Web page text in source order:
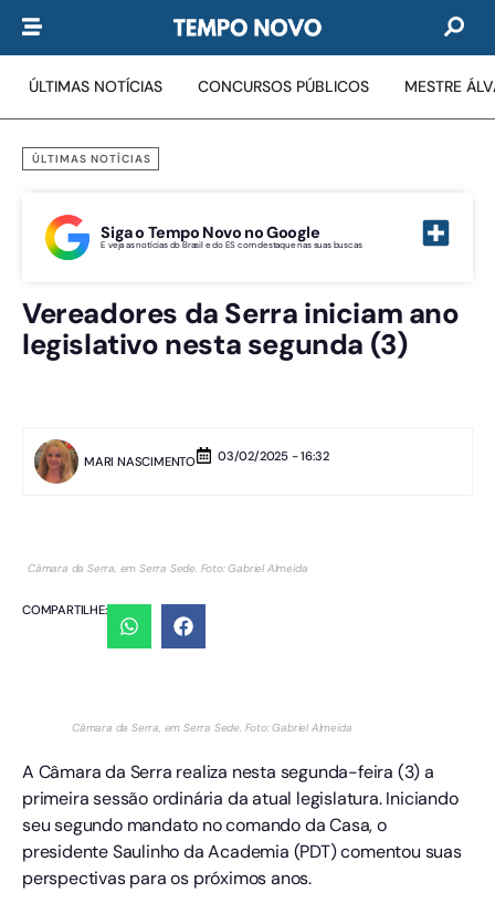
ÚLTIMAS NOTÍCIAS CONCURSOS PÚBLICOS MESTRE
ÚLTIMAS NOTÍCIAS
Siga o Tempo Novo no Google
E veja as notícias do Brasil e do ES com destaque nas suas buscas
Vereadores da Serra iniciam ano
legislativo nesta segunda (3)
MARI NASCIMENTO 03/02/2025 - 16:32
Câmara da Serra, em Serra Sede. Foto: Gabriel Almeida
COMPARTILHE:
Câmara da Serra, em Serra Sede. Foto: Gabriel Almeida
A Câmara da Serra realiza nesta segunda-feira (3) a
primeira sessão ordinária da atual legislatura. Iniciando
seu segundo mandato no comando da Casa, o
presidente Saulinho da Academia (PDT) comentou suas
perspectivas para os próximos anos.